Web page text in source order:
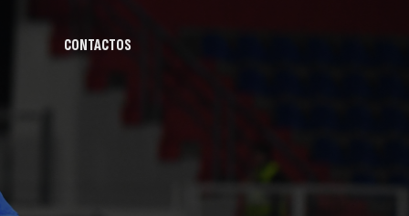
CONTACTOS